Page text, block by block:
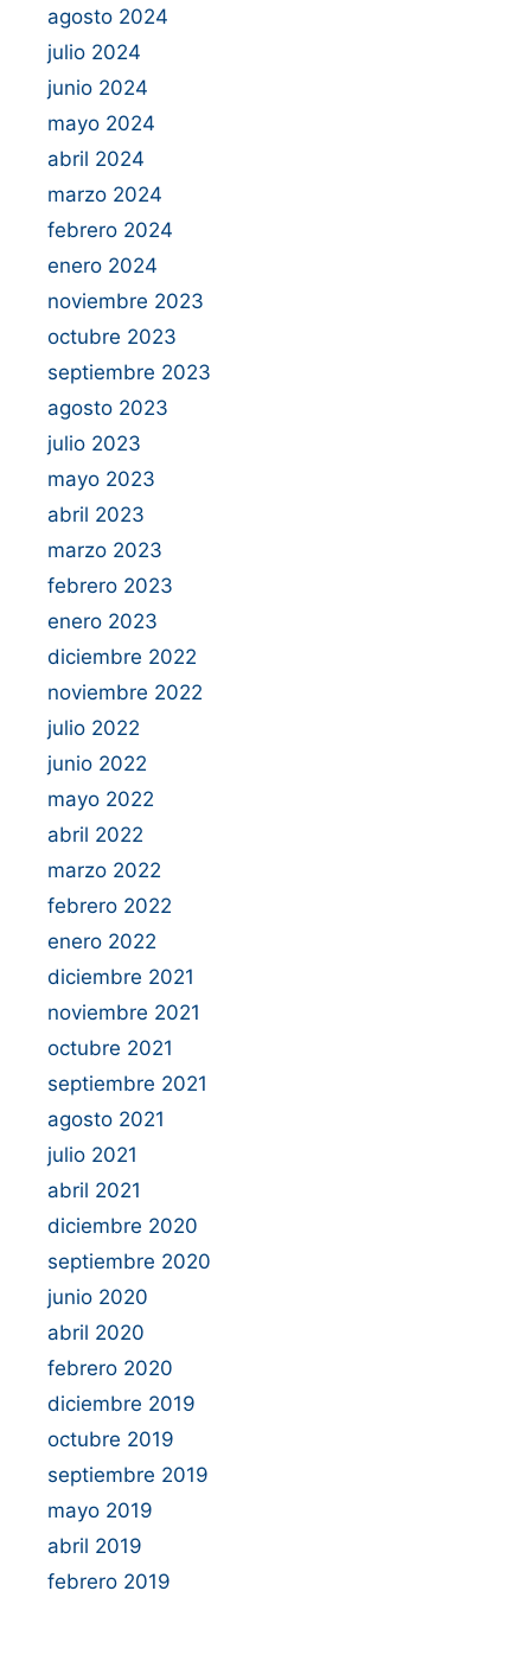
agosto 2024
julio 2024
junio 2024
mayo 2024
abril 2024
marzo 2024
febrero 2024
enero 2024
noviembre 2023
octubre 2023
septiembre 2023
agosto 2023
julio 2023
mayo 2023
abril 2023
marzo 2023
febrero 2023
enero 2023
diciembre 2022
noviembre 2022
julio 2022
junio 2022
mayo 2022
abril 2022
marzo 2022
febrero 2022
enero 2022
diciembre 2021
noviembre 2021
octubre 2021
septiembre 2021
agosto 2021
julio 2021
abril 2021
diciembre 2020
septiembre 2020
junio 2020
abril 2020
febrero 2020
diciembre 2019
octubre 2019
septiembre 2019
mayo 2019
abril 2019
febrero 2019